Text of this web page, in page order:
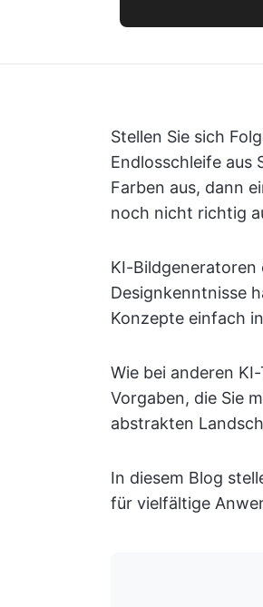
Stellen Sie sich
Endlosschleife aus
Farben aus, dann
noch nicht richtig
KI-Bildgeneratoren
Designkenntnisse
Konzepte einfach
Wie bei anderen
Vorgaben, die Sie
abstrakten
In diesem Blog
für vielfältige